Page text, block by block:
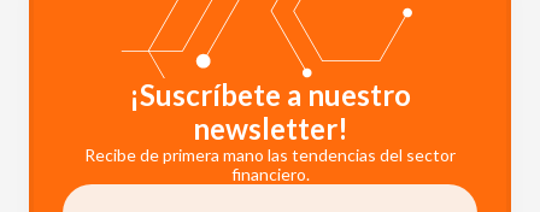
¡Suscríbete a nuestro
newsletter!
Recibe de primera mano las tendencias del sector
financiero.